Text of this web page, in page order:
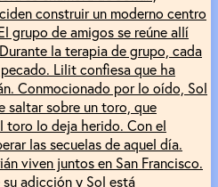
construir un moderno centro
grupo de amigos se reúne allí
la terapia de grupo, cada
Lilit confiesa que ha
Conmocionado por lo oído, Sol
saltar sobre un toro, que
toro lo deja herido. Con el
las secuelas de aquel día.
viven juntos en San Francisco.
adicción y Sol está